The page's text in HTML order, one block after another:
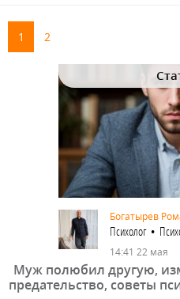
1 2
Богатырев
Психолог •
14:41 22 мая
Муж полюбил другую,
предательство, советы